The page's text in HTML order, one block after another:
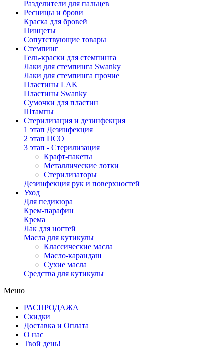
Разделители для пальцев
Ресницы и брови
Краска для бровей
Пинцеты
Сопутствующие товары
Стемпинг
Гель-краски для стемпинга
Лаки для стемпинга Swanky
Лаки для стемпинга прочие
Пластины LAK
Пластины Swanky
Сумочки для пластин
Штампы
Стерилизация и дезинфекция
1 этап Дезинфекция
2 этап ПСО
3 этап - Стерилизация
Крафт-пакеты
Металлические лотки
Стерилизаторы
Дезинфекция рук и поверхностей
Уход
Для педикюра
Крем-парафин
Крема
Лак для ногтей
Масла для кутикулы
Классические масла
Масло-карандаш
Сухие масла
Средства для кутикулы
Меню
РАСПРОДАЖА
Скидки
Доставка и Оплата
О нас
Твой день!